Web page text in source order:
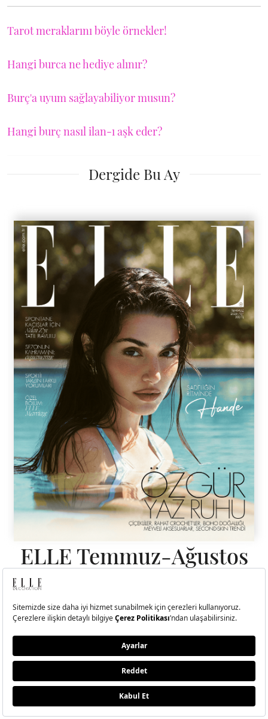
Tarot meraklarını böyle örnekler!
Hangi burca ne hediye alınır?
Burç'a uyum sağlayabiliyor musun?
Hangi burç nasıl ilan-ı aşk eder?
Dergide Bu Ay
ELLE Temmuz-Ağustos
Hande Erçel ile kendi kıyısında, kendi dengesini bulan, sadeliğin
ritminde ilerleyen bir yolculuğa çıktık.